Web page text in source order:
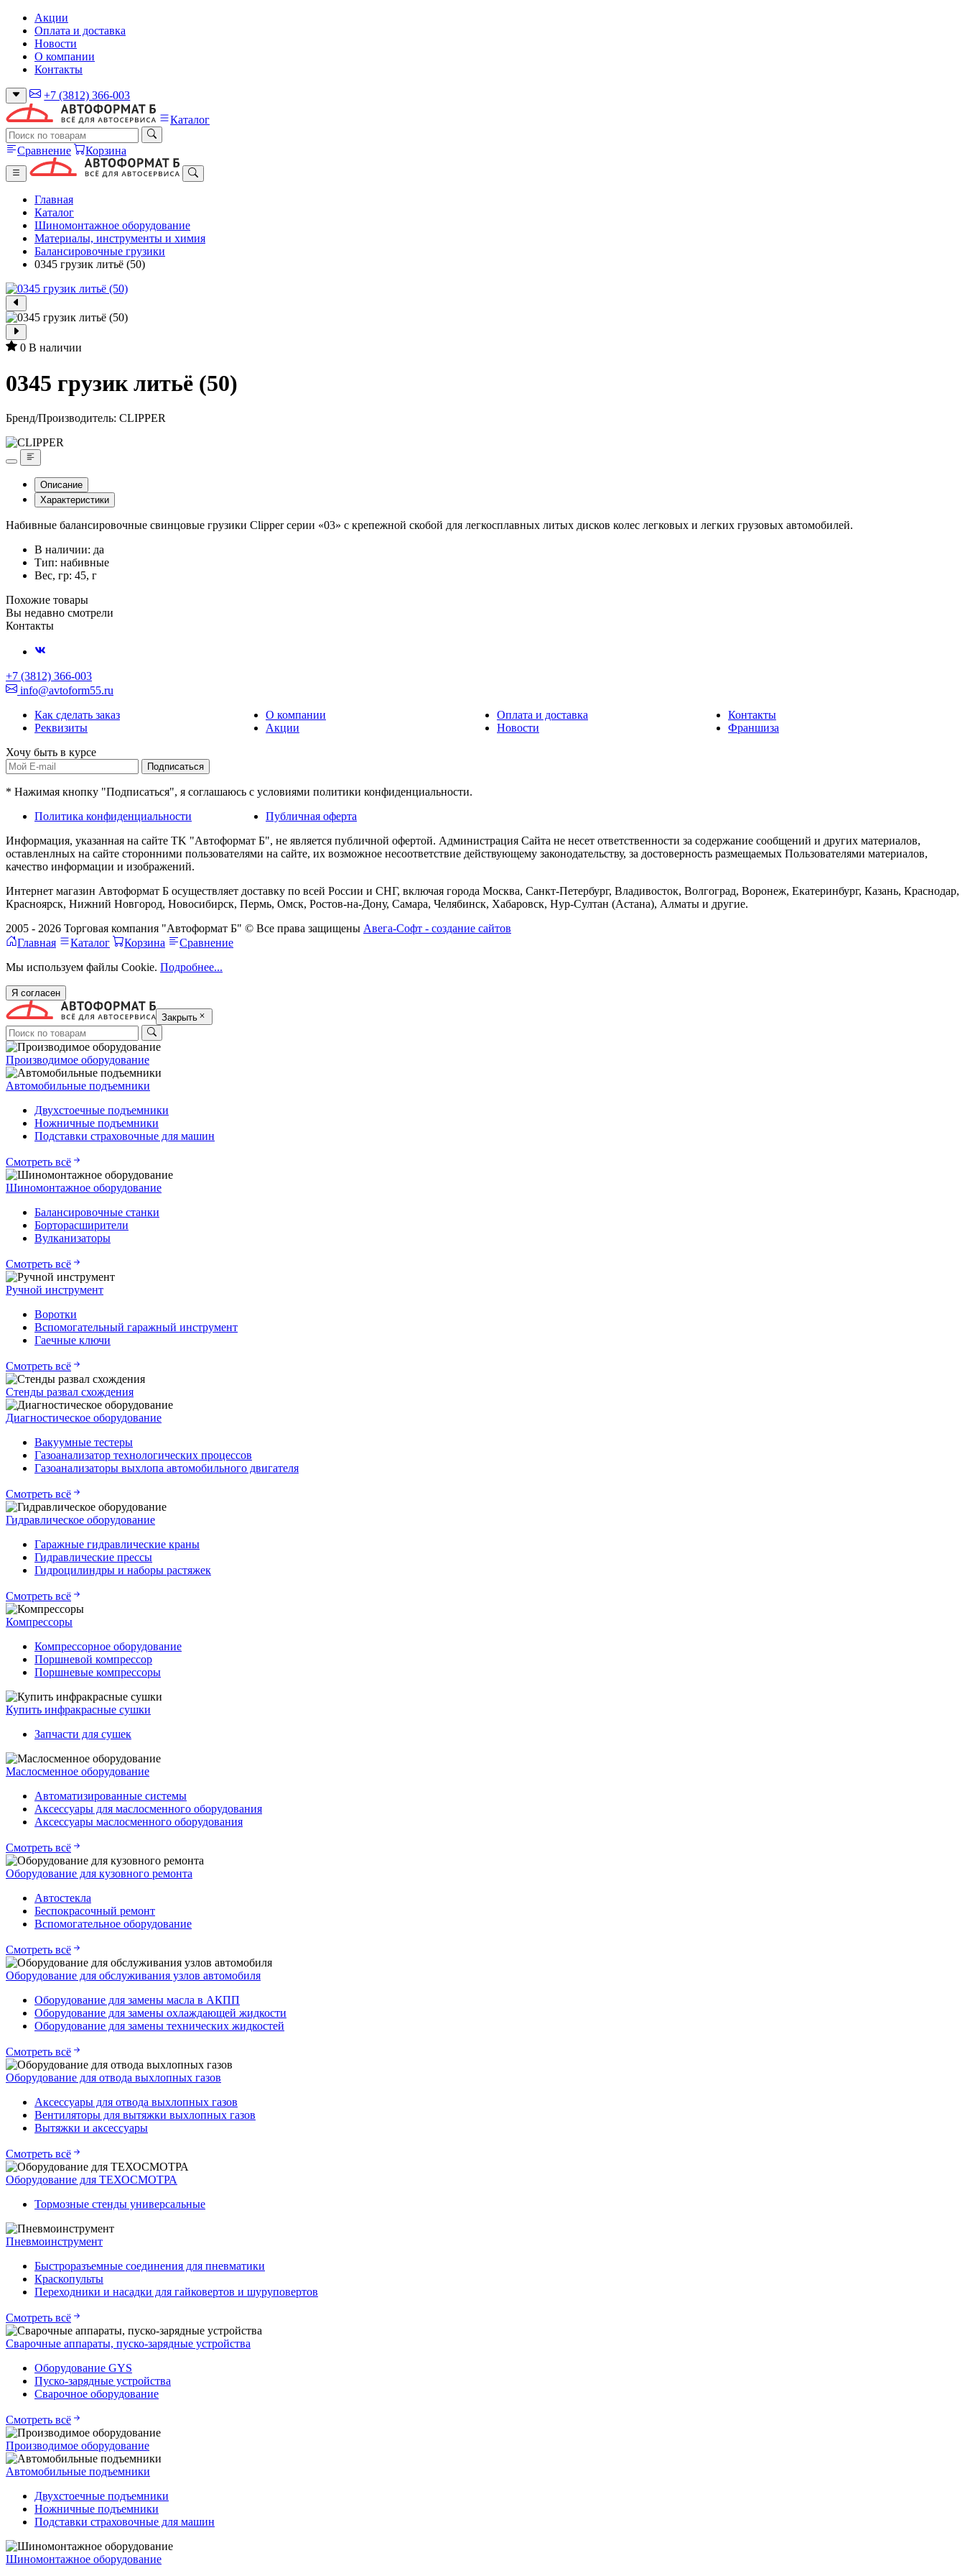
Акции
Оплата и доставка
Новости
О компании
Контакты
+7 (3812) 366-003
Каталог
Сравнение Корзина
Главная
Каталог
Шиномонтажное оборудование
Материалы, инструменты и химия
Балансировочные грузики
0345 грузик литьё (50)
0 В наличии
0345 грузик литьё (50)
Бренд/Производитель: CLIPPER
Описание
Характеристики
Набивные балансировочные свинцовые грузики Clipper серии «03» с крепежной скобой для легкосплавных литых дисков колес легковых и легких грузовых автомобилей.
В наличии: да
Тип: набивные
Вес, гр: 45, г
Похожие товары
Вы недавно смотрели
Контакты
+7 (3812) 366-003
info@avtoform55.ru
Как сделать заказ
О компании Оплата и доставка
Контакты
Реквизиты
Акции Новости
Франшиза
Хочу быть в курсе
Подписаться
* Нажимая кнопку "Подписаться", я соглашаюсь с условиями политики конфиденциальности.
Политика конфиденциальности
Публичная оферта
Информация, указанная на сайте TK "Автоформат Б", не является публичной офертой. Администрация Сайта не несет ответственности за содержание сообщений и других материалов,
оставленлных на сайте сторонними пользователями на сайте, их возможное несоответствие действующему законодательству, за достоверность размещаемых Пользователями материалов,
качество информации и изображений.
Интернет магазин Автоформат Б осуществляет доставку по всей России и СНГ, включая города Москва, Санкт-Петербург, Владивосток, Волгоград, Воронеж, Екатеринбург, Казань, Краснодар,
Красноярск, Нижний Новгород, Новосибирск, Пермь, Омск, Ростов-на-Дону, Самара, Челябинск, Хабаровск, Нур-Султан (Астана), Алматы и другие.
2005 - 2026 Торговая компания "Автоформат Б" © Все права защищены Авега-Софт - создание сайтов
Главная
Каталог Корзина
Сравнение
Мы используем файлы Cookie. Подробнее...
Я согласен
Закрыть
Производимое оборудование
Автомобильные подъемники
Двухстоечные подъемники
Ножничные подъемники
Подставки страховочные для машин
Смотреть всё
Шиномонтажное оборудование
Балансировочные станки
Борторасширители
Вулканизаторы
Смотреть всё
Ручной инструмент
Воротки
Вспомогательный гаражный инструмент
Гаечные ключи
Смотреть всё
Стенды развал схождения
Диагностическое оборудование
Вакуумные тестеры
Газоанализатор технологических процессов
Газоанализаторы выхлопа автомобильного двигателя
Смотреть всё
Гидравлическое оборудование
Гаражные гидравлические краны
Гидравлические прессы
Гидроцилиндры и наборы растяжек
Смотреть всё
Компрессоры
Компрессорное оборудование
Поршневой компрессор
Поршневые компрессоры
Купить инфракрасные сушки
Запчасти для сушек
Маслосменное оборудование
Автоматизированные системы
Аксессуары для маслосменного оборудования
Аксессуары маслосменного оборудования
Смотреть всё
Оборудование для кузовного ремонта
Автостекла
Беспокрасочный ремонт
Вспомогательное оборудование
Смотреть всё
Оборудование для обслуживания узлов автомобиля
Оборудование для замены масла в АКПП
Оборудование для замены охлаждающей жидкости
Оборудование для замены технических жидкостей
Смотреть всё
Оборудование для отвода выхлопных газов
Аксессуары для отвода выхлопных газов
Вентиляторы для вытяжки выхлопных газов
Вытяжки и аксессуары
Смотреть всё
Оборудование для ТЕХОСМОТРА
Тормозные стенды универсальные
Пневмоинструмент
Быстроразъемные соединения для пневматики
Краскопульты
Переходники и насадки для гайковертов и шуруповертов
Смотреть всё
Сварочные аппараты, пуско-зарядные устройства
Оборудование GYS
Пуско-зарядные устройства
Сварочное оборудование
Смотреть всё
Производимое оборудование
Автомобильные подъемники
Двухстоечные подъемники
Ножничные подъемники
Подставки страховочные для машин
Шиномонтажное оборудование